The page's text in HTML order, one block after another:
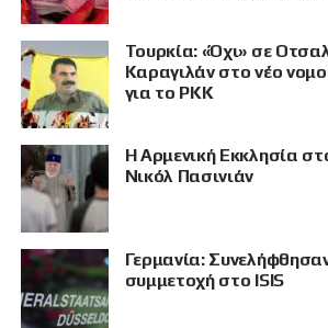
Τουρκία: «Όχι» σε
Καραγιλάν στο νέο
για το PKK
Η Αρμενική Εκκλησία
Νικόλ Πασινιάν
Γερμανία: Συνελήφθησαν
συμμετοχή στο ISIS